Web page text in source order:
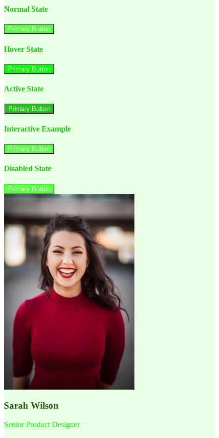
Normal State
Primary Button
Hover State
Primary Button
Active State
Primary Button
Interactive Example
Primary Button
Disabled State
Primary Button
Sarah Wilson
Senior Product Designer